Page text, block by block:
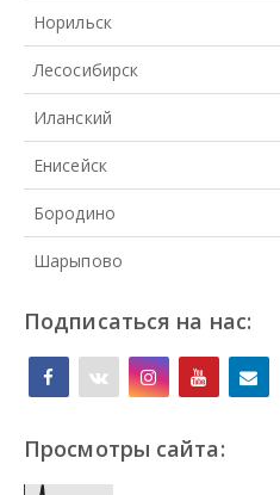
Норильск
Лесосибирск
Иланский
Енисейск
Бородино
Шарыпово
Подписаться на нас:
Просмотры сайта: